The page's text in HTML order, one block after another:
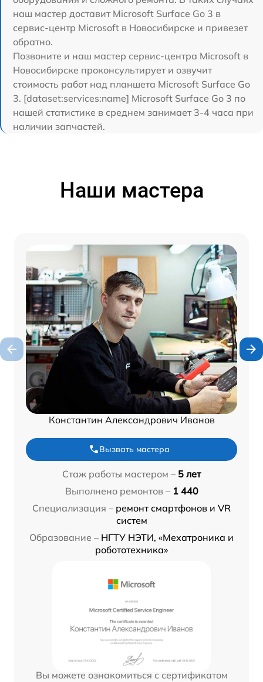
наш мастер доставит Microsoft Surface Go 3 в
сервис-центр Microsoft в Новосибирске и привезет
обратно.
Позвоните и наш мастер сервис-центра Microsoft в
Новосибирске проконсультирует и озвучит
стоимость работ над планшета Microsoft Surface Go
3. [dataset:services:name] Microsoft Surface Go 3 по
нашей статистике в среднем занимает 3-4 часа при
наличии запчастей.
Наши мастера
Константин Александрович Иванов
Вызвать мастера
Стаж работы мастером – 5 лет
Выполнено ремонтов – 1 440
Специализация – ремонт смартфонов и VR
систем
Образование – НГТУ НЭТИ, «Мехатроника и
робототехника»
Вы можете ознакомиться с сертификатом